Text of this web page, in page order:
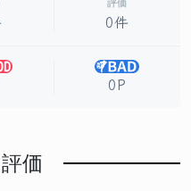
評価
0件
0P
価